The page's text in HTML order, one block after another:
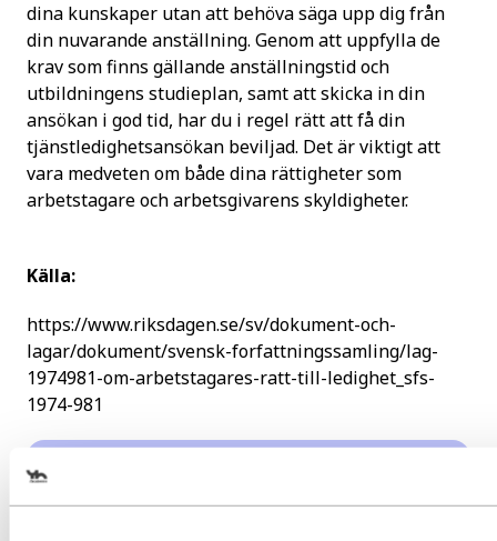
dina kunskaper utan att behöva säga upp dig från
din nuvarande anställning. Genom att uppfylla de
krav som finns gällande anställningstid och
utbildningens studieplan, samt att skicka in din
ansökan i god tid, har du i regel rätt att få din
tjänstledighetsansökan beviljad. Det är viktigt att
vara medveten om både dina rättigheter som
arbetstagare och arbetsgivarens skyldigheter.
Källa:
https://www.riksdagen.se/sv/dokument-och-
lagar/dokument/svensk-forfattningssamling/lag-
1974981-om-arbetstagares-ratt-till-ledighet_sfs-
1974-981